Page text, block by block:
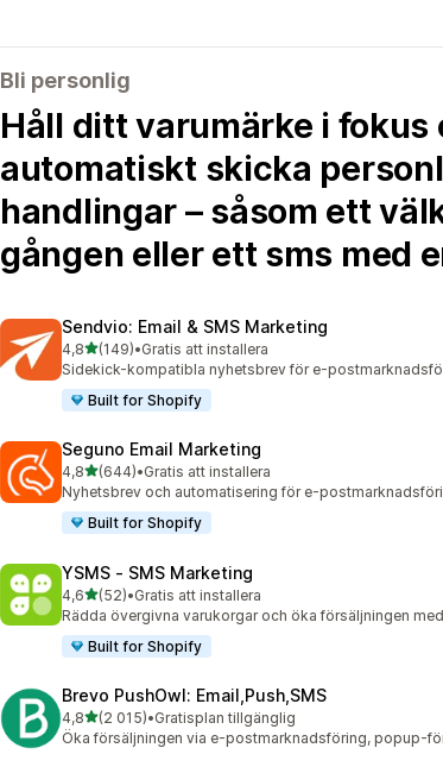
Bli personlig
Håll ditt varumärke i
automatiskt skicka
handlingar – såsom ett
gången eller ett sms med
Sendvio: Email & SMS Marketing
4,8av 5 stjärnor
(149)
149 recensioner totalt
•Gratis att installera
Sidekick-kompatibla nyhetsbrev för e-
Built for Shopify
Seguno Email Marketing
4,8av 5 stjärnor
(644)
644 recensioner totalt
•Gratis att installera
Nyhetsbrev och automatisering för e-
Built for Shopify
YSMS ‑ SMS Marketing
4,6av 5 stjärnor
(52)
52 recensioner totalt
•Gratis att installera
Rädda övergivna varukorgar och öka försäljningen
Built for Shopify
Brevo PushOwl: Email,Push,SMS
4,8av 5 stjärnor
(2 015)
2015 recensioner totalt
•Gratisplan tillgänglig
Öka försäljningen via e-postmarknadsföring, popup-